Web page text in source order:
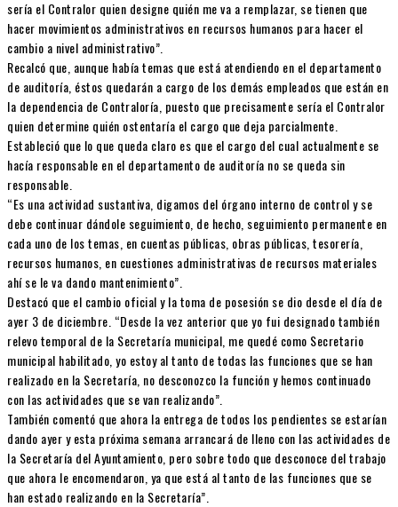
sería el Contralor quien designe quién me va a remplazar, se tienen que
hacer movimientos administrativos en recursos humanos para hacer el
cambio a nivel administrativo”.
Recalcó que, aunque había temas que está atendiendo en el departamento
de auditoría, éstos quedarán a cargo de los demás empleados que están en
la dependencia de Contraloría, puesto que precisamente sería el Contralor
quien determine quién ostentaría el cargo que deja parcialmente.
Estableció que lo que queda claro es que el cargo del cual actualmente se
hacía responsable en el departamento de auditoría no se queda sin
responsable.
“Es una actividad sustantiva, digamos del órgano interno de control y se
debe continuar dándole seguimiento, de hecho, seguimiento permanente en
cada uno de los temas, en cuentas públicas, obras públicas, tesorería,
recursos humanos, en cuestiones administrativas de recursos materiales
ahí se le va dando mantenimiento”.
Destacó que el cambio oficial y la toma de posesión se dio desde el día de
ayer 3 de diciembre. “Desde la vez anterior que yo fui designado también
relevo temporal de la Secretaría municipal, me quedé como Secretario
municipal habilitado, yo estoy al tanto de todas las funciones que se han
realizado en la Secretaría, no desconozco la función y hemos continuado
con las actividades que se van realizando”.
También comentó que ahora la entrega de todos los pendientes se estarían
dando ayer y esta próxima semana arrancará de lleno con las actividades de
la Secretaría del Ayuntamiento, pero sobre todo que desconoce del trabajo
que ahora le encomendaron, ya que está al tanto de las funciones que se
han estado realizando en la Secretaría”.